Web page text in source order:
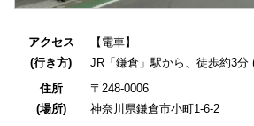
アクセス
(行き方)
【電車】
JR「鎌倉」駅から、徒歩約3分
住所
(場所)
〒248-0006
神奈川県鎌倉市小町1-6-2